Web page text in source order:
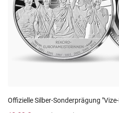
Offizielle Silber-Sonderprägung